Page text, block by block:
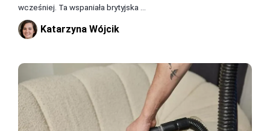
wcześniej. Ta wspaniała brytyjska ...
Katarzyna Wójcik